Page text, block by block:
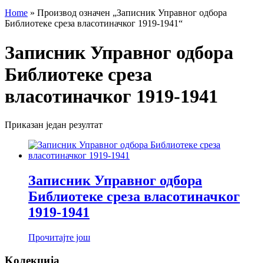
Home » Производ oзначен „Записник Управног одбора
Библиотеке среза власотиначког 1919-1941“
Записник Управног одбора
Библиотеке среза
власотиначког 1919-1941
Приказан један резултат
Записник Управног одбора
Библиотеке среза власотиначког
1919-1941
Прочитајте још
Koлекција